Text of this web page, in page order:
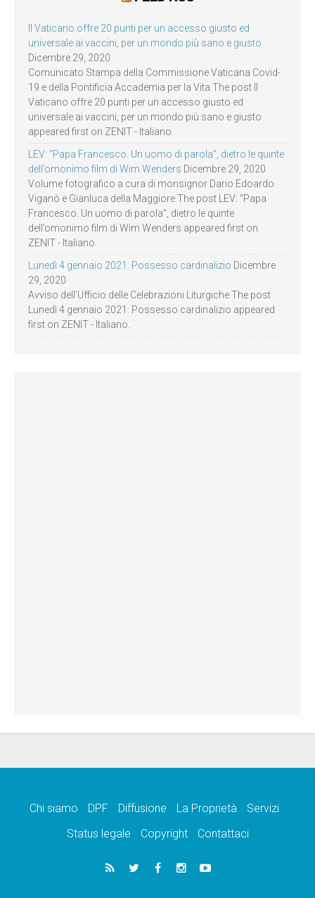
Il Vaticano offre 20 punti per un accesso giusto ed
universale ai vaccini, per un mondo più sano e giusto
Dicembre 29, 2020
Comunicato Stampa della Commissione Vaticana Covid-
19 e della Pontificia Accademia per la Vita The post Il
Vaticano offre 20 punti per un accesso giusto ed
universale ai vaccini, per un mondo più sano e giusto
appeared first on ZENIT - Italiano.
LEV: “Papa Francesco. Un uomo di parola”, dietro le quinte
dell’omonimo film di Wim Wenders Dicembre 29, 2020
Volume fotografico a cura di monsignor Dario Edoardo
Viganò e Gianluca della Maggiore The post LEV: “Papa
Francesco. Un uomo di parola”, dietro le quinte
dell’omonimo film di Wim Wenders appeared first on
ZENIT - Italiano.
Lunedì 4 gennaio 2021: Possesso cardinalizio Dicembre
29, 2020
Avviso dell’Ufficio delle Celebrazioni Liturgiche The post
Lunedì 4 gennaio 2021: Possesso cardinalizio appeared
first on ZENIT - Italiano.
Chi siamo DPF Diffusione La Proprietà
Servizi
Status legale
Copyright Contattaci